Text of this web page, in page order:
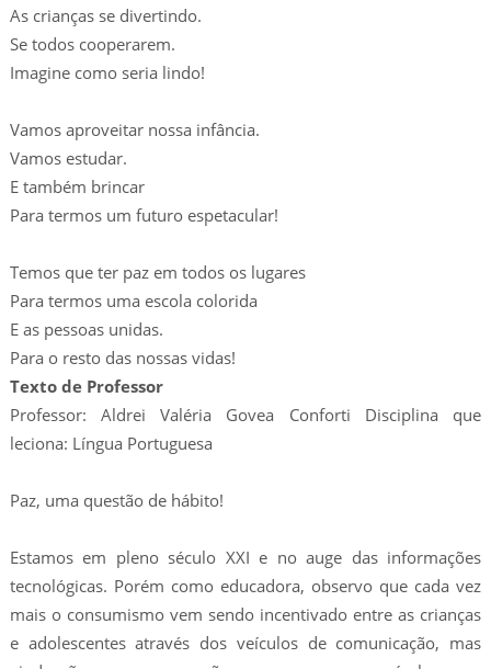
As crianças se divertindo.
Se todos cooperarem.
Imagine como seria lindo!
Vamos aproveitar nossa infância.
Vamos estudar.
E também brincar
Para termos um futuro espetacular!
Temos que ter paz em todos os lugares
Para termos uma escola colorida
E as pessoas unidas.
Para o resto das nossas vidas!
Texto de Professor
Professor: Aldrei Valéria Govea Conforti Disciplina que
leciona: Língua Portuguesa
Paz, uma questão de hábito!
Estamos em pleno século XXI e no auge das informações
tecnológicas. Porém como educadora, observo que cada vez
mais o consumismo vem sendo incentivado entre as crianças
e adolescentes através dos veículos de comunicação, mas